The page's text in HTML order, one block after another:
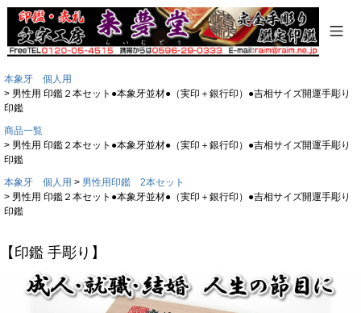
本象牙 個人用
男性用 印鑑２本セット●本象牙並材●（実印＋銀行印）●吉相サイズ開運手彫り
印鑑
商品一覧
男性用 印鑑２本セット●本象牙並材●（実印＋銀行印）●吉相サイズ開運手彫り
印鑑
本象牙 個人用
男性用印鑑 2本セット
男性用 印鑑２本セット●本象牙並材●（実印＋銀行印）●吉相サイズ開運手彫り
印鑑
【印鑑 手彫り】